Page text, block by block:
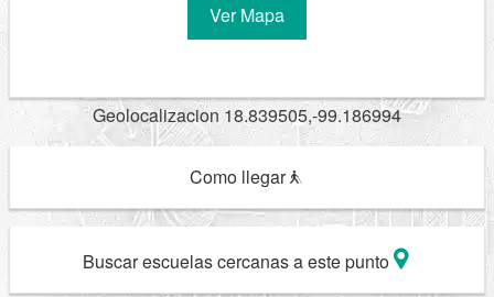
Ver Mapa
Geolocalizacion 18.839505,-99.186994
Como llegar
Buscar escuelas cercanas a este punto